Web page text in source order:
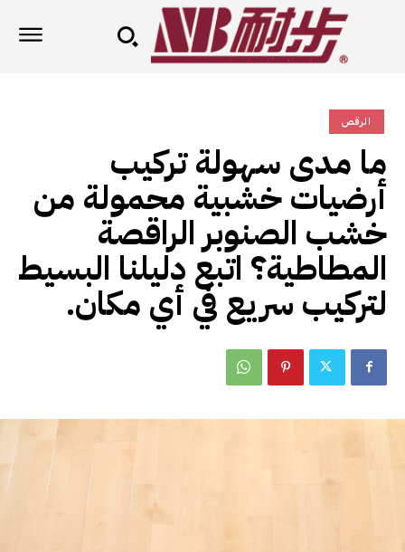
الرقص
ما مدى سهولة تركيب
أرضيات خشبية محمولة من
خشب الصنوبر الراقصة
المطاطية؟ اتبع دليلنا البسيط
لتركيب سريع في أي مكان.